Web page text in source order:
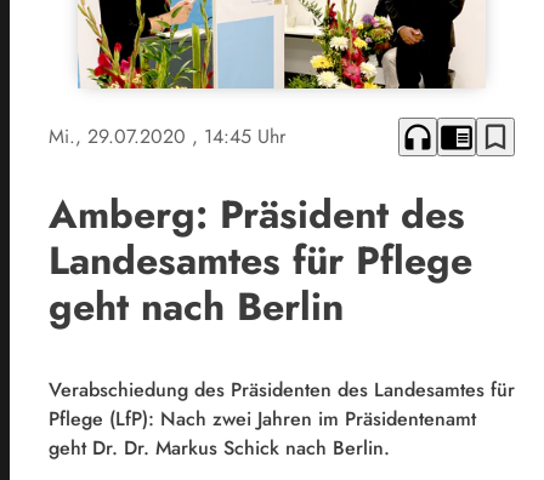
Mi., 29.07.2020 , 14:45 Uhr headphones chrome_reader_mode bookmark_border
Amberg: Präsident des
Landesamtes für Pflege
geht nach Berlin
Verabschiedung des Präsidenten des Landesamtes für
Pflege (LfP): Nach zwei Jahren im Präsidentenamt
geht Dr. Dr. Markus Schick nach Berlin.